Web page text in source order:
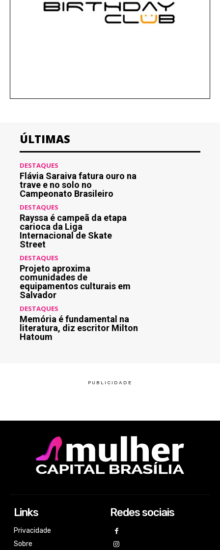
ÚLTIMAS
DESTAQUES
Flávia Saraiva fatura ouro na
trave e no solo no
Campeonato Brasileiro
DESTAQUES
Rayssa é campeã da etapa
carioca da Liga
Internacional de Skate
Street
DESTAQUES
Projeto aproxima
comunidades de
equipamentos culturais em
Salvador
DESTAQUES
Memória é fundamental na
literatura, diz escritor Milton
Hatoum
Links
Privacidade
Sobre
Redes sociais